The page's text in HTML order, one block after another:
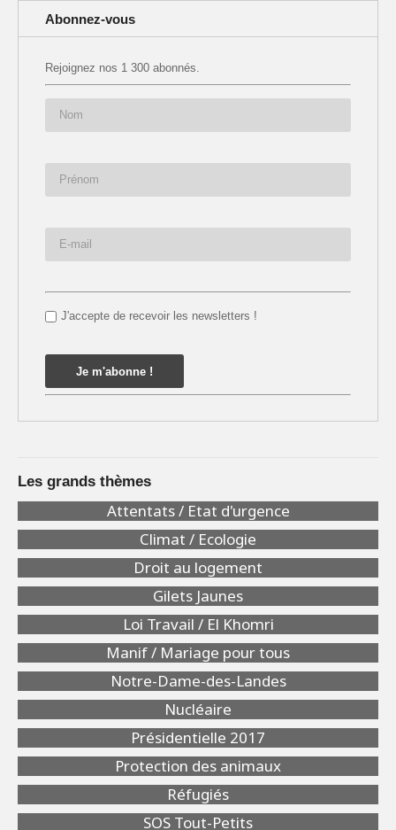
Abonnez-vous
Rejoignez nos 1 300 abonnés.
J'accepte de recevoir les newsletters !
Les grands thèmes
Attentats / Etat d'urgence
Climat / Ecologie
Droit au logement
Gilets Jaunes
Loi Travail / El Khomri
Manif / Mariage pour tous
Notre-Dame-des-Landes
Nucléaire
Présidentielle 2017
Protection des animaux
Réfugiés
SOS Tout-Petits